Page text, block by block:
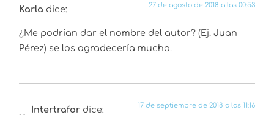
Karla dice: 27 de agosto de 2018 a las 00:53
¿Me podrían dar el nombre del autor? (Ej. Juan
Pérez) se los agradecería mucho.
Intertrafor dice: 17 de septiembre de 2018 a las 11:16